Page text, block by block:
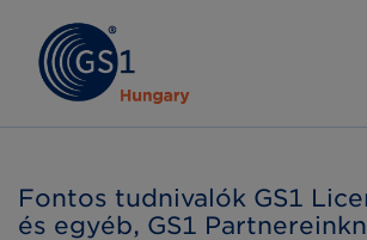
Fontos tudnivalók GS1
és egyéb, GS1